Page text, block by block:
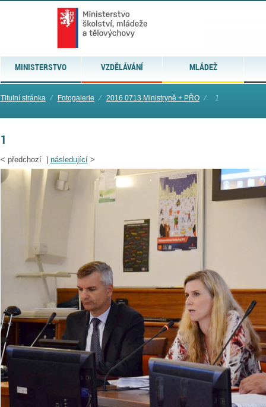
MINISTERSTVO VZDĚLÁVÁNÍ MLÁDEŽ
Titulní stránka ⁄ Fotogalerie ⁄ 2016 0713 Ministryně + PŘO ⁄ 1
1
< předchozí | následující>